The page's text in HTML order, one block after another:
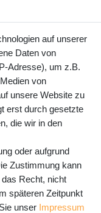
Service- und
Angebote
auf unserer
Daten von
Adresse), um z.B.
von
unsere Website zu
erst durch gesetzte
die wir in den
oder aufgrund
Zustimmung kann
Recht, nicht
späteren Zeitpunkt
unser Impressum